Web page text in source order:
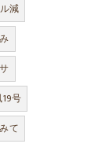
減
号
て